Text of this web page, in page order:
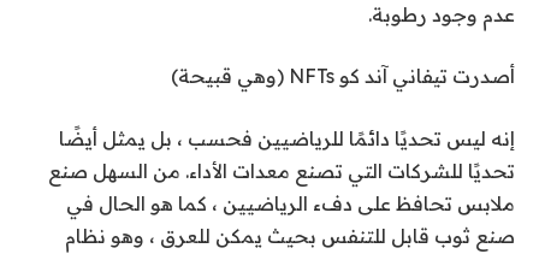
عدم وجود رطوبة.
أصدرت تيفاني آند كو NFTs (وهي قبيحة)
إنه ليس تحديًا دائمًا للرياضيين فحسب ، بل يمثل أيضًا
تحديًا للشركات التي تصنع معدات الأداء. من السهل صنع
ملابس تحافظ على دفء الرياضيين ، كما هو الحال في
صنع ثوب قابل للتنفس بحيث يمكن للعرق ، وهو نظام